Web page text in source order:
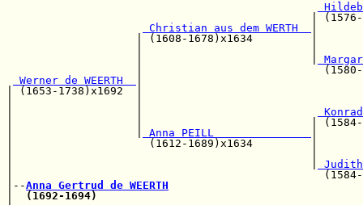
Christian aus dem WERTH
| (1608-
|
Werner de WEERTH
| (1653-
|                   |                          |
Anna PEILL
|                     (1612-
|
|--Anna Gertrud de WEERTH
(1692-1694)